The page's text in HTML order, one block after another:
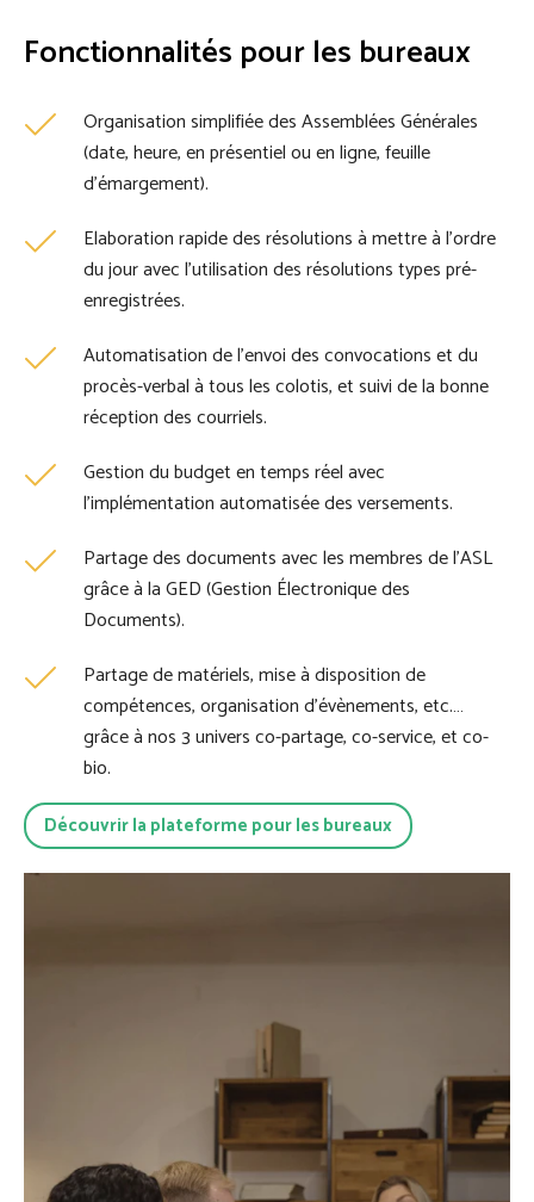
Fonctionnalités pour les bureaux
Organisation simplifiée des Assemblées Générales
(date, heure, en présentiel ou en ligne, feuille
d’émargement).
Elaboration rapide des résolutions à mettre à l’ordre
du jour avec l’utilisation des résolutions types pré-
enregistrées.
Automatisation de l’envoi des convocations et du
procès-verbal à tous les colotis, et suivi de la bonne
réception des courriels.
Gestion du budget en temps réel avec
l’implémentation automatisée des versements.
Partage des documents avec les membres de l’ASL
grâce à la GED (Gestion Électronique des
Documents).
Partage de matériels, mise à disposition de
compétences, organisation d’évènements, etc.…
grâce à nos 3 univers co-partage, co-service, et co-
bio.
Découvrir la plateforme pour les bureaux